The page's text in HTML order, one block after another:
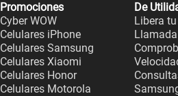
Promociones
Cyber WOW
Celulares iPhone
Celulares Samsung
Celulares Xiaomi
Celulares Honor
Celulares Motorola
De
Libera